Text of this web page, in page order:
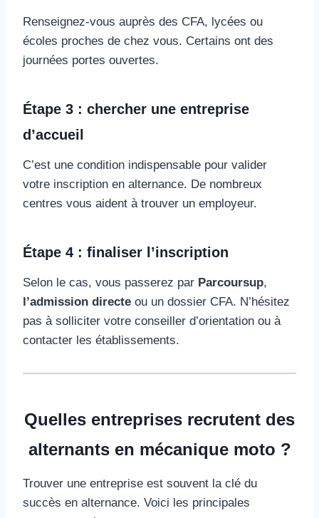
Renseignez-vous auprès des CFA, lycées ou
écoles proches de chez vous. Certains ont des
journées portes ouvertes.
Étape 3 : chercher une entreprise
d’accueil
C’est une condition indispensable pour valider
votre inscription en alternance. De nombreux
centres vous aident à trouver un employeur.
Étape 4 : finaliser l’inscription
Selon le cas, vous passerez par Parcoursup,
l’admission directe ou un dossier CFA. N’hésitez
pas à solliciter votre conseiller d’orientation ou à
contacter les établissements.
Quelles entreprises recrutent des
alternants en mécanique moto ?
Trouver une entreprise est souvent la clé du
succès en alternance. Voici les principales